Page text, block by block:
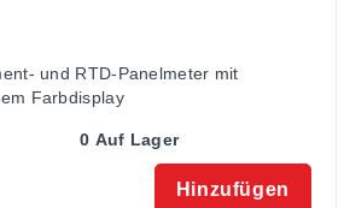
und RTD-Panelmeter mit
Farbdisplay
0 Auf Lager
Hinzufügen